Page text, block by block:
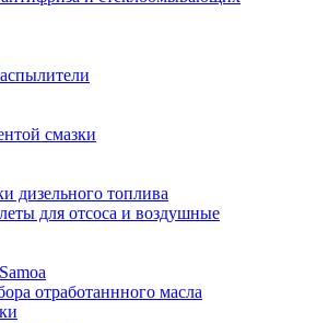
смазки
дизельного топлива
для отсоса и воздушные
отработаннного масла